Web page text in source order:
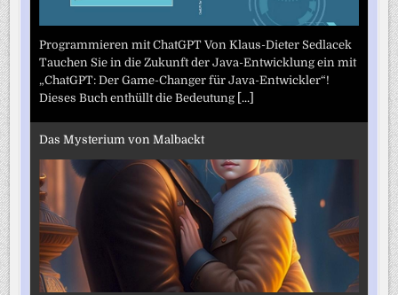
Programmieren mit ChatGPT Von Klaus-Dieter Sedlacek
Tauchen Sie in die Zukunft der Java-Entwicklung ein mit
„ChatGPT: Der Game-Changer für Java-Entwickler“!
Dieses Buch enthüllt die Bedeutung [...]
Das Mysterium von Malbackt